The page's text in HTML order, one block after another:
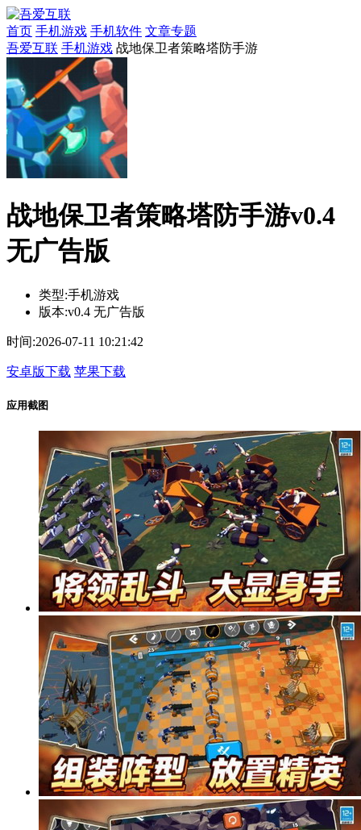
首页 手机游戏 手机软件 文章专题
吾爱互联 手机游戏 战地保卫者策略塔防手游
战地保卫者策略塔防手游v0.4
无广告版
类型:手机游戏
版本:v0.4 无广告版
时间:2026-07-11 10:21:42
安卓版下载 苹果下载
应用截图